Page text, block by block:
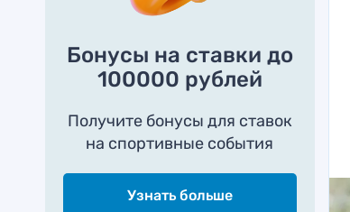
Бонусы на ставки до
100000 рублей
Получите бонусы для ставок
на спортивные события
Узнать больше